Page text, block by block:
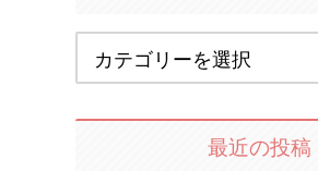
最近の投稿